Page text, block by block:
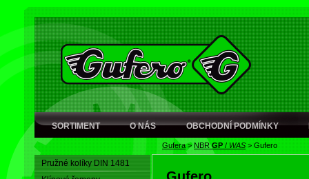
SORTIMENT O NÁS OBCHODNÍ PODMÍNKY
Gufera> NBRGP / WAS > Gufero
Pružné kolíky DIN 1481